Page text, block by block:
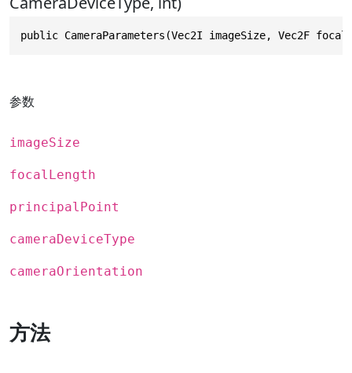
public CameraParameters(Vec2I imageSize, Vec2F
参数
imageSize
focalLength
principalPoint
cameraDeviceType
cameraOrientation
方法